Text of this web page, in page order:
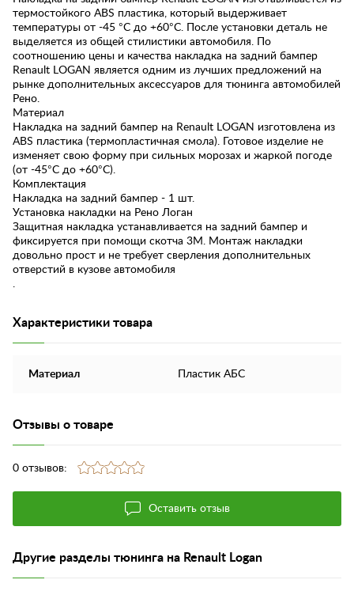
термостойкого ABS пластика, который выдерживает
температуры от -45 °C до +60°C. После установки деталь не
выделяется из общей стилистики автомобиля. По
соотношению цены и качества накладка на задний бампер
Renault LOGAN является одним из лучших предложений на
рынке дополнительных аксессуаров для тюнинга автомобилей
Рено.
Материал
Накладка на задний бампер на Renault LOGAN изготовлена из
ABS пластика (термопластичная смола). Готовое изделие не
изменяет свою форму при сильных морозах и жаркой погоде
(от -45°C до +60°C).
Комплектация
Накладка на задний бампер - 1 шт.
Установка накладки на Рено Логан
Защитная накладка устанавливается на задний бампер и
фиксируется при помощи скотча 3М. Монтаж накладки
довольно прост и не требует сверления дополнительных
отверстий в кузове автомобиля
Характеристики товара
Материал Пластик АБС
Отзывы о товаре
0 отзывов:
Оставить отзыв
Другие разделы тюнинга на Renault Logan